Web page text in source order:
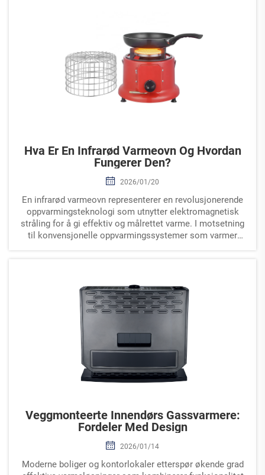
Hva Er En Infrarød Varmeovn Og Hvordan
Fungerer Den?
2026/01/20
En infrarød varmeovn representerer en revolusjonerende
oppvarmingsteknologi som utnytter elektromagnetisk
stråling for å gi effektiv og målrettet varme. I motsetning
til konvensjonelle oppvarmingssystemer som varmer
Veggmonteerte Innendørs Gassvarmere:
Fordeler Med Design
2026/01/14
Moderne boliger og kontorlokaler etterspør økende grad